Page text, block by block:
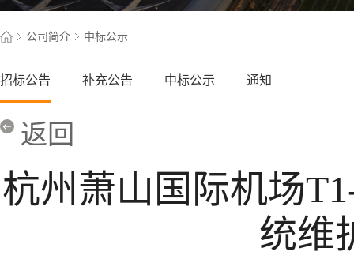
公司简介 中标公示
招标公告 补充公告 中标公示 通知
返回
杭州萧山国际机场
统维